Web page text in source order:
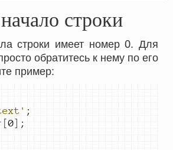
строки
строки имеет номер0. Для
обратитесь к нему по его
пример:
;
[0] ;